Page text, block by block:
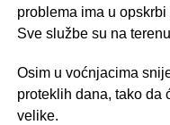
problema ima u
Sve službe su na
Osim u voćnjacima
proteklih dana, tako da
velike.